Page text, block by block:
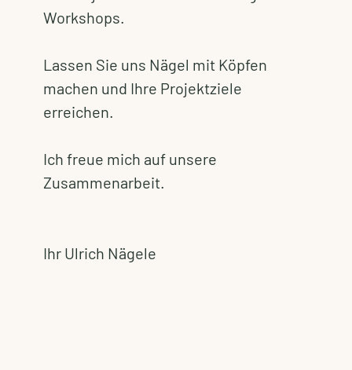
Workshops.
Lassen Sie uns Nägel mit Köpfen
machen und Ihre Projektziele
erreichen.
Ich freue mich auf unsere
Zusammenarbeit.
Ihr Ulrich Nägele